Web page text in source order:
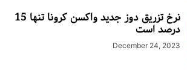
نرخ تزریق دوز جدید واکسن کرونا تنها 15
درصد است
December 24, 2023